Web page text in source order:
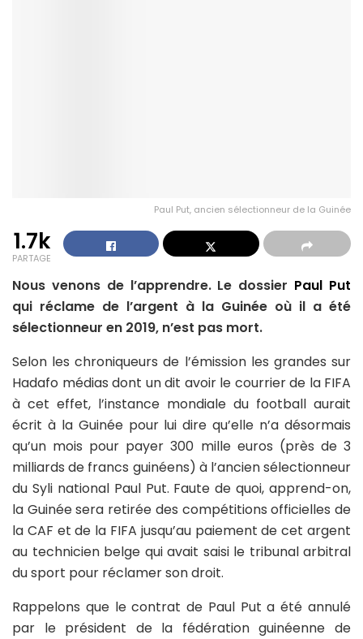
Paul Put, ancien sélectionneur de la Guinée
1.7k
PARTAGE
Nous venons de l’apprendre. Le dossier Paul Put
qui réclame de l’argent à la Guinée où il a été
sélectionneur en 2019, n’est pas mort.
Selon les chroniqueurs de l’émission les grandes sur
Hadafo médias dont un dit avoir le courrier de la FIFA
à cet effet, l’instance mondiale du football aurait
écrit à la Guinée pour lui dire qu’elle n’a désormais
qu’un mois pour payer 300 mille euros (près de 3
milliards de francs guinéens) à l’ancien sélectionneur
du Syli national Paul Put. Faute de quoi, apprend-on,
la Guinée sera retirée des compétitions officielles de
la CAF et de la FIFA jusqu’au paiement de cet argent
au technicien belge qui avait saisi le tribunal arbitral
du sport pour réclamer son droit.
Rappelons que le contrat de Paul Put a été annulé
par le président de la fédération guinéenne de